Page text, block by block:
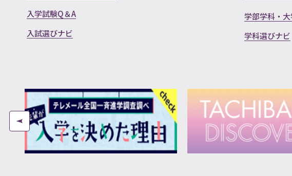
入学試験Q＆A
入試選びナビ
学部学科・
学科選びナビ